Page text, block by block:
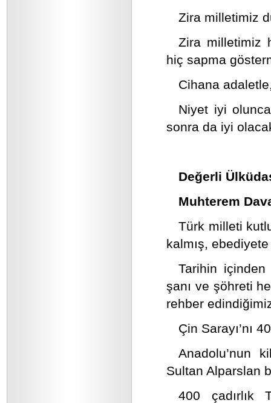
Zira milletimiz
Zira milletimiz
hiç sapma
Cihana
Niyet iyi
sonra da iyi
Değerli
Muhterem
Türk milleti
kalmış,
Tarihin içinden
şanı ve şöhreti
rehber
Çin Sarayı’nı
Anadolu’nun
Sultan Alparslan
400 çadırlık